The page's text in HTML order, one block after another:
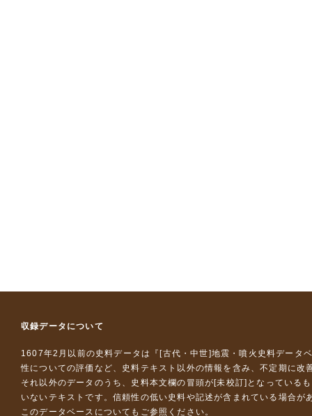
収録データについて
1607年2月以前の史料データは『 [古代・中世]地震・噴火史料データ
性についての評価など、史料テキスト以外の情報を含み、不定期に改
それ以外のデータのうち、史料本文欄の冒頭が[未校訂]となっている
いないテキストです。信頼性の低い史料や記述が含まれている場合が
このデータベースについて もご参照ください。